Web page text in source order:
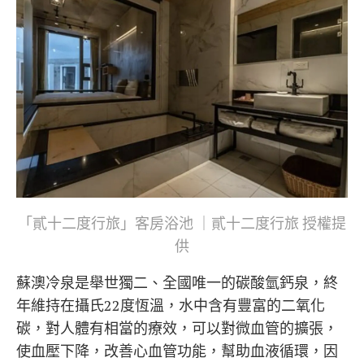
「貳十二度行旅」客房浴池 ｜貳十二度行旅 授權提
供
蘇澳冷泉是舉世獨二、全國唯一的碳酸氫鈣泉，終
年維持在攝氏22度恆溫，水中含有豐富的二氧化
碳，對人體有相當的療效，可以對微血管的擴張，
使血壓下降，改善心血管功能，幫助血液循環，因